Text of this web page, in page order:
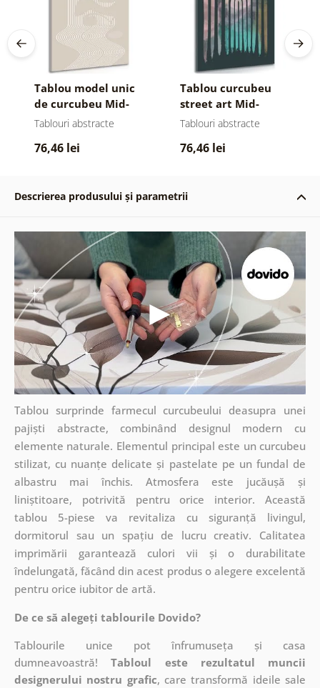
Tablou model unic
de curcubeu Mid-
Century
Tablouri abstracte
76,46 lei
Tablou curcubeu
street art Mid-
Century
Tablouri abstracte
76,46 lei
Descrierea produsului și parametrii
Tablou surprinde farmecul curcubeului deasupra unei
pajiști abstracte, combinând designul modern cu
elemente naturale. Elementul principal este un curcubeu
stilizat, cu nuanțe delicate și pastelate pe un fundal de
albastru mai închis. Atmosfera este jucăușă și
liniștitoare, potrivită pentru orice interior. Această
tablou 5-piese va revitaliza cu siguranță livingul,
dormitorul sau un spațiu de lucru creativ. Calitatea
imprimării garantează culori vii și o durabilitate
îndelungată, făcând din acest produs o alegere excelentă
pentru orice iubitor de artă.
De ce să alegeți tablourile Dovido?
Tablourile unice pot înfrumuseța și casa
dumneavoastră!Tabloul este rezultatul muncii
designerului nostru grafic, caretransformă ideile sale